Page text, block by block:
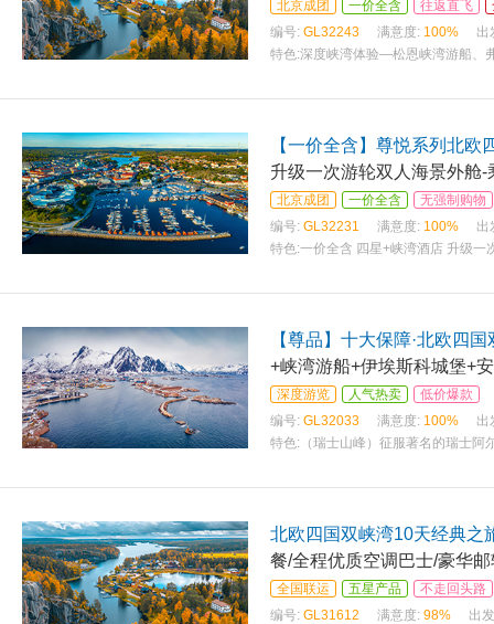
北京成团 一价全含 往返直飞
编号: GL32243 满意度: 100%
出
特色:深度峡湾体验—松恩峡湾游船、
【一价全含】尊悦系列北欧
升级一次游轮双人海景外舱
北京成团 一价全含
无强制购物
编号: GL32231 满意度: 100%
出
特色:一价全含 四星+峡湾酒店 升级一
【尊品】十大保障·北欧四
+峡湾游船+伊埃斯科城堡+
深度游览 人气热卖
低价爆款
编号: GL32033 满意度: 100%
出
特色: （瑞士山峰）征服著名的瑞士
北欧四国双峡湾10天经典之
餐/全程优质空调巴士/豪华
全国联运 五星产品
不走回头路
编号: GL31612 满意度: 98%
出